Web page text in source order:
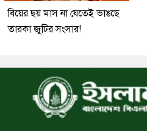
বিয়ের ছয় মাস না যেতেই ভাঙছে
তারকা জুটির সংসার!